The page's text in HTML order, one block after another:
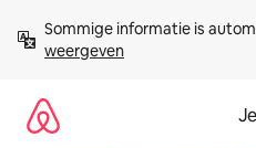
direct
naar
Sommige informatie is
weergeven